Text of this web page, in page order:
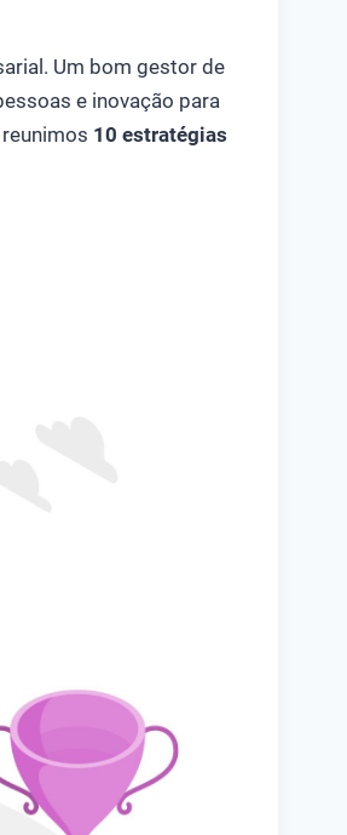
Um bom gestor de
e inovação para
10 estratégias